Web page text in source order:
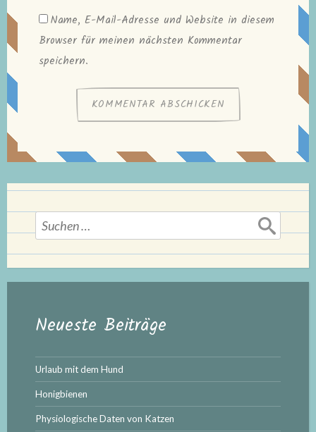
Name, E-Mail-Adresse und Website in diesem
Browser für meinen nächsten Kommentar
speichern.
Suchen
nach:
Neueste Beiträge
Urlaub mit dem Hund
Honigbienen
Physiologische Daten von Katzen